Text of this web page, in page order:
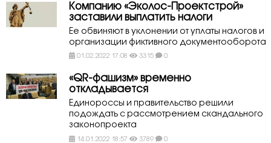
Компанию «Эколос-Проектстрой»
заставили выплатить налоги
Ее обвиняют в уклонении от уплаты налогов и
организации фиктивного документооборота
01.02.2022 17:08 3315 0
«QR-фашизм» временно
откладывается
Единороссы и правительство решили
подождать с рассмотрением скандального
законопроекта
14.01.2022 18:57 3789 0